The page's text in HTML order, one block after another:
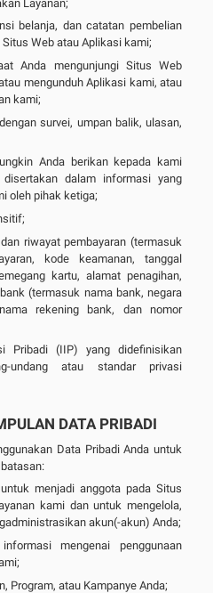
Layanan;
belanja, dan catatan pembelian
Web atau Aplikasi kami;
Anda mengunjungi Situs Web
mengunduh Aplikasi kami, atau
kami;
survei, umpan balik, ulasan,
Anda berikan kepada kami
dalam informasi yang
oleh pihak ketiga;
riwayat pembayaran (termasuk
kode keamanan, tanggal
kartu, alamat penagihan,
(termasuk nama bank, negara
rekening bank, dan nomor
Pribadi (IIP) yang didefinisikan
undang atau standar privasi
DATA PRIBADI
Data Pribadi Anda untuk
menjadi anggota pada Situs
kami dan untuk mengelola,
akun(-akun) Anda;
mengenai penggunaan
Program, atau Kampanye Anda;